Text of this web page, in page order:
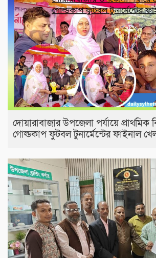
দোয়ারাবাজার উপজেলা পর্যায়ে প্রাথমিক
গোল্ডকাপ ফুটবল টুনার্মেন্টের ফাইনাল